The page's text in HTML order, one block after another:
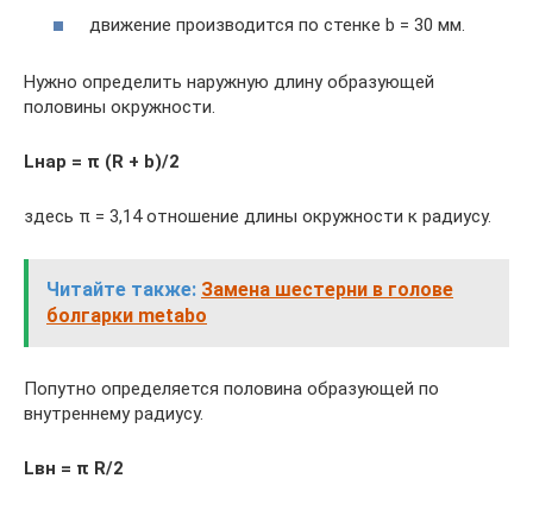
движение производится по стенке b = 30 мм.
Нужно определить наружную длину образующей
половины окружности.
Lнар = π (R + b)/2
здесь π = 3,14 отношение длины окружности к радиусу.
Читайте также: Замена шестерни в голове
болгарки metabo
Попутно определяется половина образующей по
внутреннему радиусу.
Lвн = π R/2